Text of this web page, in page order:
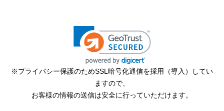
欲しい商品をスムーズに注文できましたか？
ショップからの連絡や対応は適切でしたか？
はい
予定の期日までに商品が届きましたか？
※プライバシー保護のためSSL暗号化通信を採用（導入）してい
ますので、
お客様の情報の送信は安全に行っていただけます。